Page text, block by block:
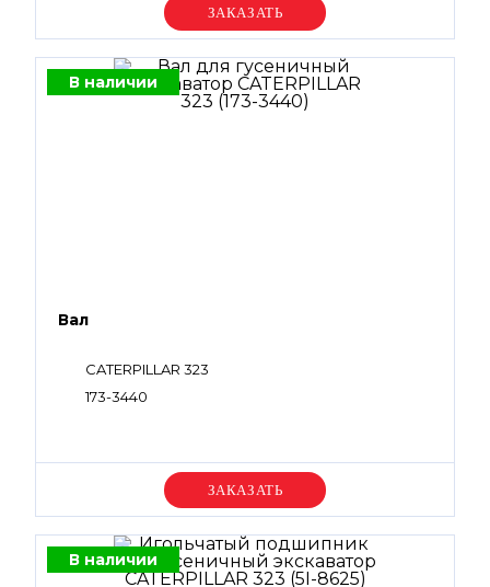
Уточняйте цену
В наличии
Вал
CATERPILLAR 323
173-3440
Уточняйте цену
В наличии